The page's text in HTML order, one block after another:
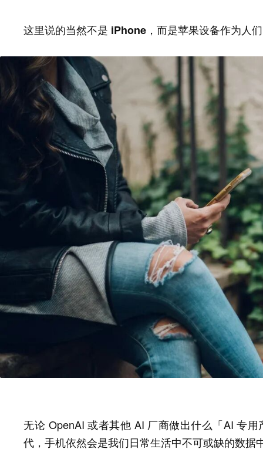
这里说的当然不是 iPhone，而是苹果设备作为人
无论 OpenAI 或者其他 AI 厂商做出什么「AI 专
代，手机依然会是我们日常生活中不可或缺的数据